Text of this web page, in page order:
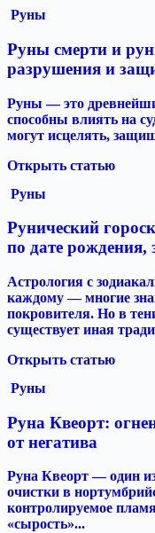
Руны
Руны смерти и
разрушения и
Руны — это
способны влиять на
могут исцелять,
Открыть статью
Руны
Рунический
по дате рождения,
Астрология с
каждому — многие
покровителя. Но в
существует иная
Открыть статью
Руны
Руна Квеорт:
от негатива
Руна Квеорт — один
очистки в
контролируемое
«сырость»...